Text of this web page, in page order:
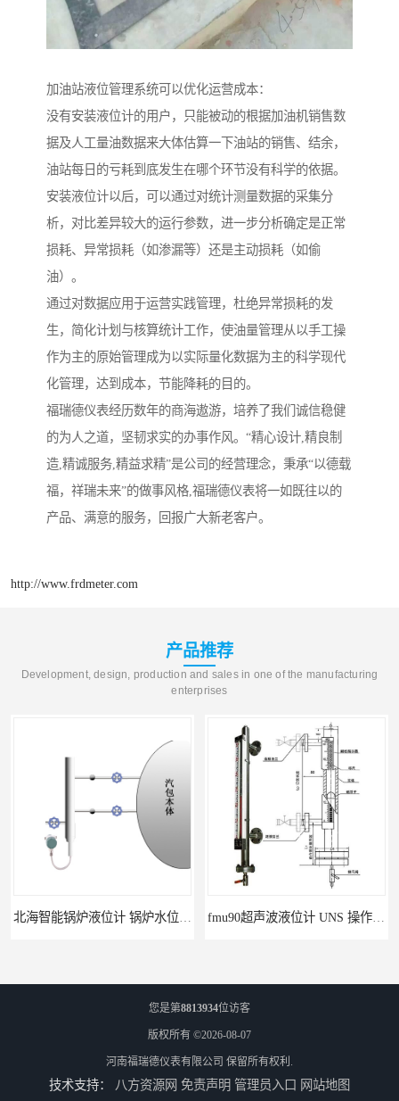
加油站液位管理系统可以优化运营成本：
没有安装液位计的用户，只能被动的根据加油机销售数
据及人工量油数据来大体估算一下油站的销售、结余，
油站每日的亏耗到底发生在哪个环节没有科学的依据。
安装液位计以后，可以通过对统计测量数据的采集分
析，对比差异较大的运行参数，进一步分析确定是正常
损耗、异常损耗（如渗漏等）还是主动损耗（如偷
油）。
通过对数据应用于运营实践管理，杜绝异常损耗的发
生，简化计划与核算统计工作，使油量管理从以手工操
作为主的原始管理成为以实际量化数据为主的科学现代
化管理，达到成本，节能降耗的目的。
福瑞德仪表经历数年的商海遨游，培养了我们诚信稳健
的为人之道，坚韧求实的办事作风。“精心设计,精良制
造,精诚服务,精益求精”是公司的经营理念，秉承“以德载
福，祥瑞未来”的做事风格,福瑞德仪表将一如既往以的
产品、满意的服务，回报广大新老客户。
http://www.frdmeter.com
产品推荐
Development, design, production and sales in one of the manufacturing
enterprises
您是第8813934位访客
版权所有 ©2026-08-07
河南福瑞德仪表有限公司 保留所有权利.
技术支持： 八方资源网 免责声明 管理员入口 网站地图